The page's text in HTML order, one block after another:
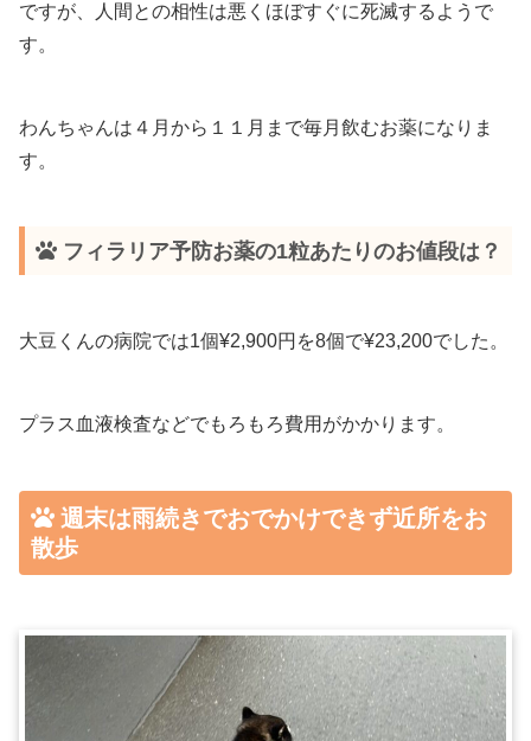
ですが、人間との相性は悪くほぼすぐに死滅するようで
す。
わんちゃんは４月から１１月まで毎月飲むお薬になりま
す。
フィラリア予防お薬の1粒あたりのお値段は？
大豆くんの病院では1個¥2,900円を8個で¥23,200でした。
プラス血液検査などでもろもろ費用がかかります。
週末は雨続きでおでかけできず近所をお
散歩